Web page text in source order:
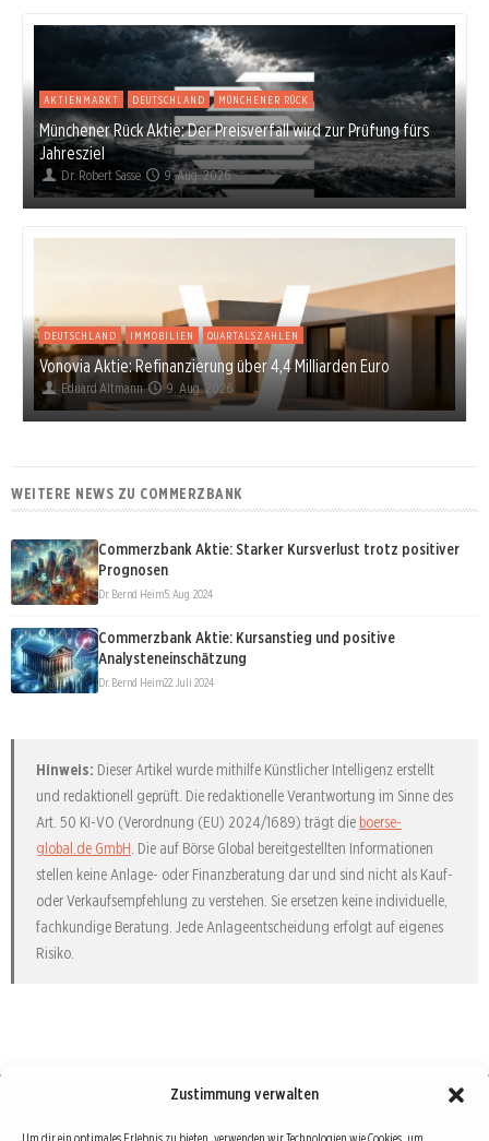
Zustimmung verwalten
AKTIENMARKT DEUTSCHLAND MÜNCHENER RÜCK
Münchener Rück Aktie: Der Preisverfall wird zur Prüfung fürs
Jahresziel
Dr. Robert Sasse 9. Aug. 2026
DEUTSCHLAND IMMOBILIEN QUARTALSZAHLEN
Vonovia Aktie: Refinanzierung über 4,4 Milliarden Euro
Eduard Altmann 9. Aug. 2026
WEITERE NEWS ZU COMMERZBANK
Commerzbank Aktie: Starker Kursverlust trotz positiver
Prognosen
Dr. Bernd Heim5. Aug. 2024
Commerzbank Aktie: Kursanstieg und positive
Analysteneinschätzung
Dr. Bernd Heim22. Juli 2024
Hinweis: Dieser Artikel wurde mithilfe Künstlicher Intelligenz erstellt
und redaktionell geprüft. Die redaktionelle Verantwortung im Sinne des
Art. 50 KI-VO (Verordnung (EU) 2024/1689) trägt die boerse-
global.de GmbH . Die auf Börse Global bereitgestellten Informationen
stellen keine Anlage- oder Finanzberatung dar und sind nicht als Kauf-
oder Verkaufsempfehlung zu verstehen. Sie ersetzen keine individuelle,
fachkundige Beratung. Jede Anlageentscheidung erfolgt auf eigenes
Risiko.
Börse : lokal, international, global